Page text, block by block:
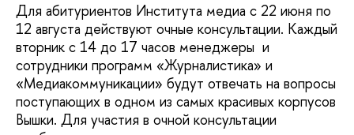
Для абитуриентов Института медиа с 22 июня по
12 августа действуют очные консультации. Каждый
вторник с 14 до 17 часов менеджеры и
сотрудники программ «Журналистика» и
«Медиакоммуникации» будут отвечать на вопросы
поступающих в одном из самых красивых корпусов
Вышки. Для участия в очной консультации